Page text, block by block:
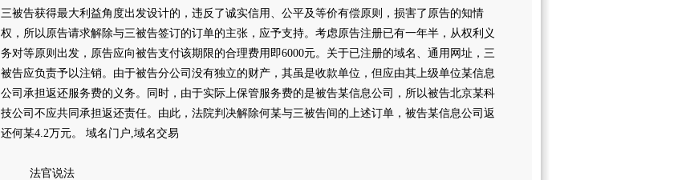
三被告获得最大利益角度出发设计的，违反了诚实信用、公平及等价有偿原则，损害了原告的知情
权，所以原告请求解除与三被告签订的订单的主张，应予支持。考虑原告注册已有一年半，从权利义
务对等原则出发，原告应向被告支付该期限的合理费用即6000元。关于已注册的域名、通用网址，三
被告应负责予以注销。由于被告分公司没有独立的财产，其虽是收款单位，但应由其上级单位某信息
公司承担返还服务费的义务。同时，由于实际上保管服务费的是被告某信息公司，所以被告北京某科
技公司不应共同承担返还责任。由此，法院判决解除何某与三被告间的上述订单，被告某信息公司返
还何某4.2万元。 域名门户,域名交易
法官说法